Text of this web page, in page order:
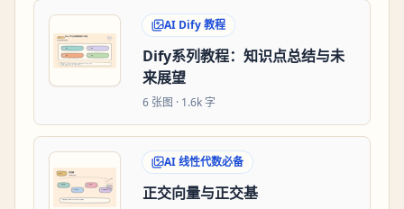
AI Dify 教程
Dify系列教程：知识点总结与未
来展望
6 张图 · 1.6k 字
AI 线性代数必备
正交向量与正交基